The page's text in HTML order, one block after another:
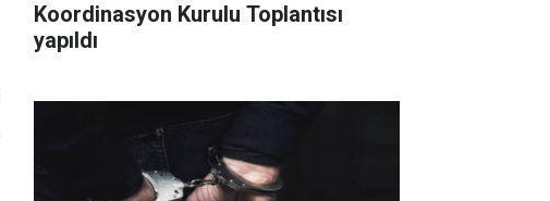
Koordinasyon Kurulu Toplantısı
yapıldı